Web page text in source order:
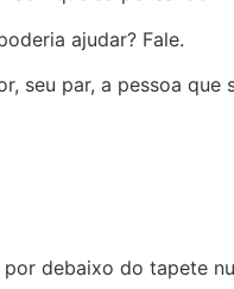
ajudar? Fale.
seu par, a pessoa
debaixo do tapete